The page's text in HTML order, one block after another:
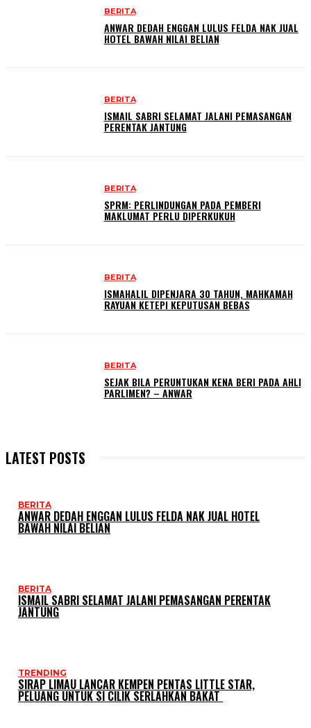
BERITA
ANWAR DEDAH ENGGAN LULUS FELDA NAK JUAL
HOTEL BAWAH NILAI BELIAN
BERITA
ISMAIL SABRI SELAMAT JALANI PEMASANGAN
PERENTAK JANTUNG
BERITA
SPRM: PERLINDUNGAN PADA PEMBERI
MAKLUMAT PERLU DIPERKUKUH
BERITA
ISMAHALIL DIPENJARA 30 TAHUN, MAHKAMAH
RAYUAN KETEPI KEPUTUSAN BEBAS
BERITA
SEJAK BILA PERUNTUKAN KENA BERI PADA AHLI
PARLIMEN? – ANWAR
LATEST POSTS
BERITA
ANWAR DEDAH ENGGAN LULUS FELDA NAK JUAL HOTEL
BAWAH NILAI BELIAN
BERITA
ISMAIL SABRI SELAMAT JALANI PEMASANGAN PERENTAK
JANTUNG
TRENDING
SIRAP LIMAU LANCAR KEMPEN PENTAS LITTLE STAR,
PELUANG UNTUK SI CILIK SERLAHKAN BAKAT